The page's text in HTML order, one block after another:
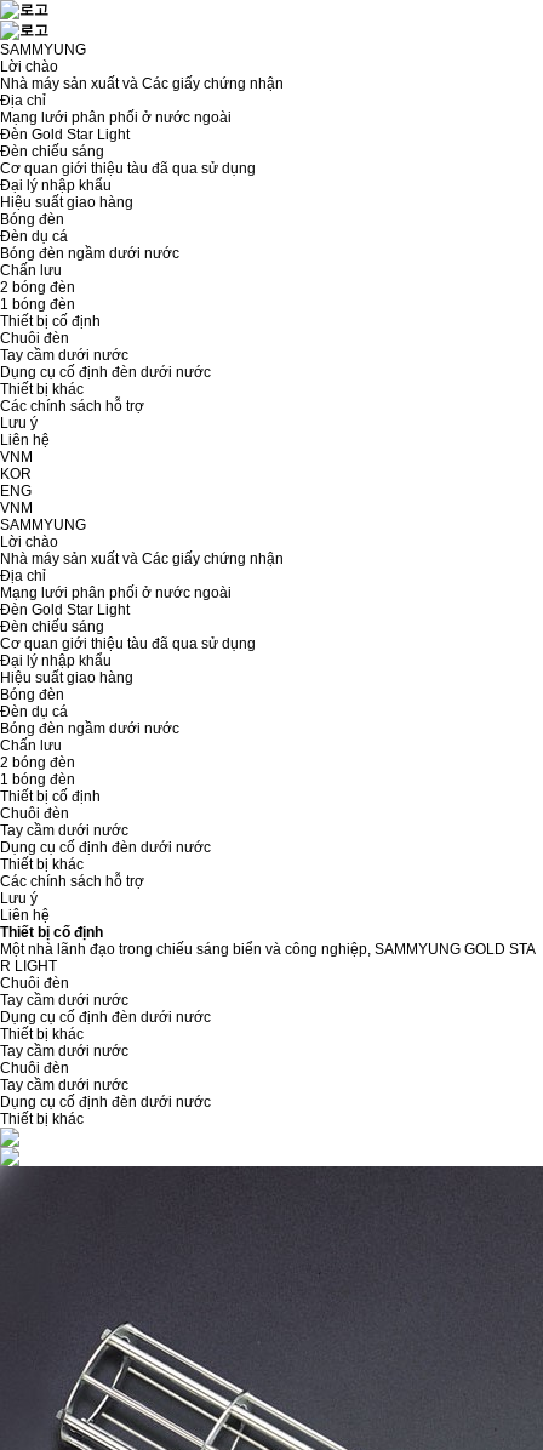
SAMMYUNG
Lời chào
Nhà máy sản xuất và Các giấy chứng nhận
Địa chỉ
Mạng lưới phân phối ở nước ngoài
Đèn Gold Star Light
Đèn chiếu sáng
Cơ quan giới thiệu tàu đã qua sử dụng
Đại lý nhập khẩu
Hiệu suất giao hàng
Bóng đèn
Đèn dụ cá
Bóng đèn ngầm dưới nước
Chấn lưu
2 bóng đèn
1 bóng đèn
Thiết bị cố định
Chuôi đèn
Tay cầm dưới nước
Dụng cụ cố định đèn dưới nước
Thiết bị khác
Các chính sách hỗ trợ
Lưu ý
Liên hệ
VNM
KOR
ENG
VNM
SAMMYUNG
Lời chào
Nhà máy sản xuất và Các giấy chứng nhận
Địa chỉ
Mạng lưới phân phối ở nước ngoài
Đèn Gold Star Light
Đèn chiếu sáng
Cơ quan giới thiệu tàu đã qua sử dụng
Đại lý nhập khẩu
Hiệu suất giao hàng
Bóng đèn
Đèn dụ cá
Bóng đèn ngầm dưới nước
Chấn lưu
2 bóng đèn
1 bóng đèn
Thiết bị cố định
Chuôi đèn
Tay cầm dưới nước
Dụng cụ cố định đèn dưới nước
Thiết bị khác
Các chính sách hỗ trợ
Lưu ý
Liên hệ
Thiết bị cố định
Một nhà lãnh đạo trong chiếu sáng biển và công nghiệp, SAMMYUNG GOLD STA
R LIGHT
Chuôi đèn
Tay cầm dưới nước
Dụng cụ cố định đèn dưới nước
Thiết bị khác
Tay cầm dưới nước
Chuôi đèn
Tay cầm dưới nước
Dụng cụ cố định đèn dưới nước
Thiết bị khác